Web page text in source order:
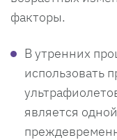
факторы.
В утренних
использовать
является